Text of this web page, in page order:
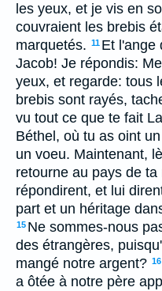
les yeux, et je vis en
couvraient les brebis
marquetés. 11 Et l'ange
Jacob! Je répondis:
yeux, et regarde: tous
brebis sont rayés,
vu tout ce que te fait
Béthel, où tu as oint
un voeu. Maintenant,
retourne au pays de ta
répondirent, et lui
part et un héritage
15 Ne sommes-nous
des étrangères,
mangé notre argent? 16
a ôtée à notre père